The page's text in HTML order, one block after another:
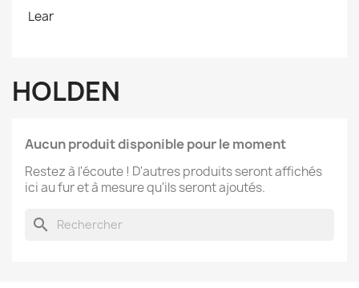
Lear
HOLDEN
Aucun produit disponible pour le moment
Restez à l'écoute ! D'autres produits seront affichés
ici au fur et à mesure qu'ils seront ajoutés.
search